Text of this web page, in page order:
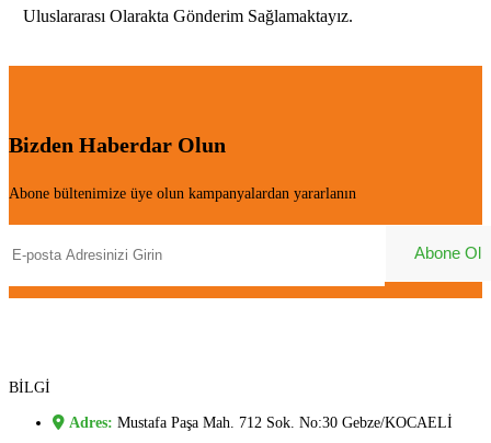
Uluslararası Olarakta Gönderim Sağlamaktayız.
Bizden Haberdar Olun
Abone bültenimize üye olun kampanyalardan yararlanın
BİLGİ
Adres: Mustafa Paşa Mah. 712 Sok. No:30 Gebze/KOCAELİ